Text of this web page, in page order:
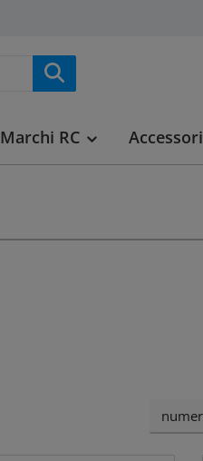
Marchi RC Accessori